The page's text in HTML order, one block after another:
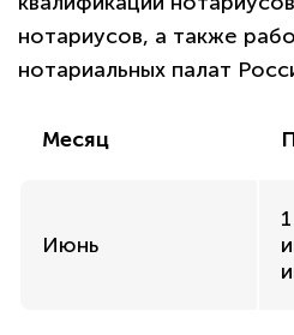
нотариусов, а также
нотариальных палат
Месяц
Июнь